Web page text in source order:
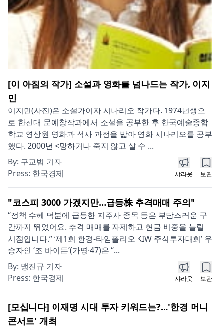
[이 아침의 작가] 소설과 영화를 넘나드는 작가, 이지
민
이지민(사진)은 소설가이자 시나리오 작가다. 1974년생으
로 한신대 문예창작과에서 소설을 공부한 후 한국예술종합
학교 영상원 영화과 석사 과정을 밟아 영화 시나리오를 공부
했다. 2000년 <망하거나 죽지 않고 살 수 ...
By: 구교범 기자
Press: 한국경제 샤라웃 보관
"코스피 3000 가겠지만…급등株 추격매매 주의"
“정책 수혜 덕분에 급등한 지주사 종목 등은 부담스러운 구
간까지 뛰었어요. 추격 매매를 자제하고 현금 비중을 늘릴
시점입니다.” ‘제1회 한경-타임폴리오 KIW 주식투자대회’ 우
승자인 ‘조 바이든’(가명·47)은 “...
By: 맹진규 기자
Press: 한국경제 샤라웃 보관
[모십니다] 이재명 시대 투자 키워드는?…'한경 머니
콘서트' 개최